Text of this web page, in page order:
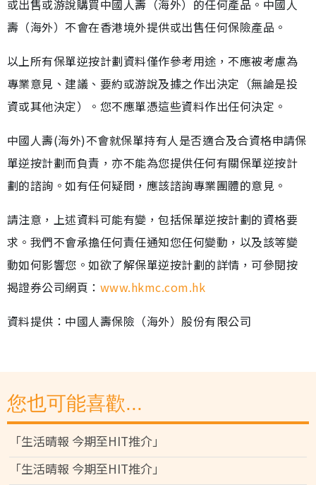
或出售或游說購買中國人壽（海外）的任何產品。中國人
壽（海外）不會在香港境外提供或出售任何保險產品。
以上所有保單逆按計劃資料僅作參考用途，不應被考慮為
專業意見、建議、要約或游說及據之作出決定（無論是投
資或其他決定）。您不應單憑這些資料作出任何決定。
中國人壽(海外)不會就保單持有人是否適合及合資格申請保
單逆按計劃而負責，亦不能為您提供任何有關保單逆按計
劃的諮詢。如有任何疑問，應該諮詢專業團體的意見。
請注意，上述資料可能有變，包括保單逆按計劃的資格要
求。我們不會承擔任何責任通知您任何變動，以及該等變
動如何影響您。如欲了解保單逆按計劃的詳情，可參閱按
揭證券公司網頁： www.hkmc.com.hk
資料提供：中國人壽保險（海外）股份有限公司
您也可能喜歡...
「生活晴報 今期至HIT推介」
「生活晴報 今期至HIT推介」